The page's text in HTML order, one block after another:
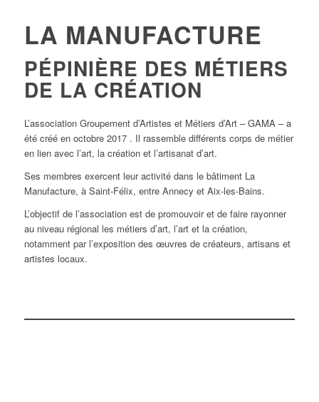
LA MANUFACTURE
PÉPINIÈRE DES MÉTIERS
DE LA CRÉATION
L’association Groupement d’Artistes et Métiers d’Art – GAMA – a
été créé en octobre 2017 . Il rassemble différents corps de métier
en lien avec l’art, la création et l’artisanat d’art.
Ses membres exercent leur activité dans le bâtiment La
Manufacture, à Saint-Félix, entre Annecy et Aix-les-Bains.
L’objectif de l’association est de promouvoir et de faire rayonner
au niveau régional les métiers d’art, l’art et la création,
notamment par l’exposition des œuvres de créateurs, artisans et
artistes locaux.